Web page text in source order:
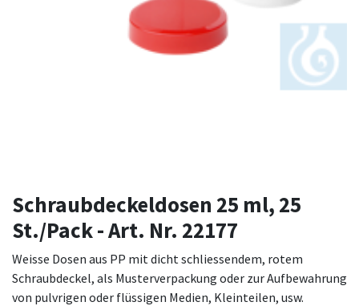
Schraubdeckeldosen 25 ml, 25
St./Pack - Art. Nr. 22177
Weisse Dosen aus PP mit dicht schliessendem, rotem
Schraubdeckel, als Musterverpackung oder zur Aufbewahrung
von pulvrigen oder flüssigen Medien, Kleinteilen, usw.